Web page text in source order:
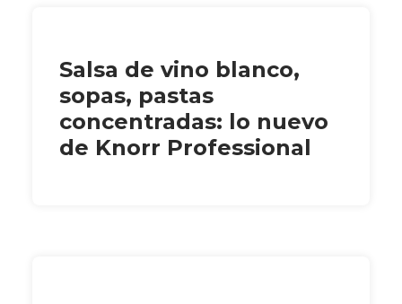
Salsa de vino blanco,
sopas, pastas
concentradas: lo nuevo
de Knorr Professional